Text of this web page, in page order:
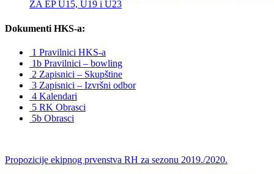
ZA EP U15, U19 i U23
Dokumenti HKS-a:
1 Pravilnici HKS-a
1b Pravilnici – bowling
2 Zapisnici – Skupštine
3 Zapisnici – Izvršni odbor
4 Kalendari
5 RK Obrasci
5b Obrasci
Propozicije ekipnog prvenstva RH za sezonu 2019./2020.